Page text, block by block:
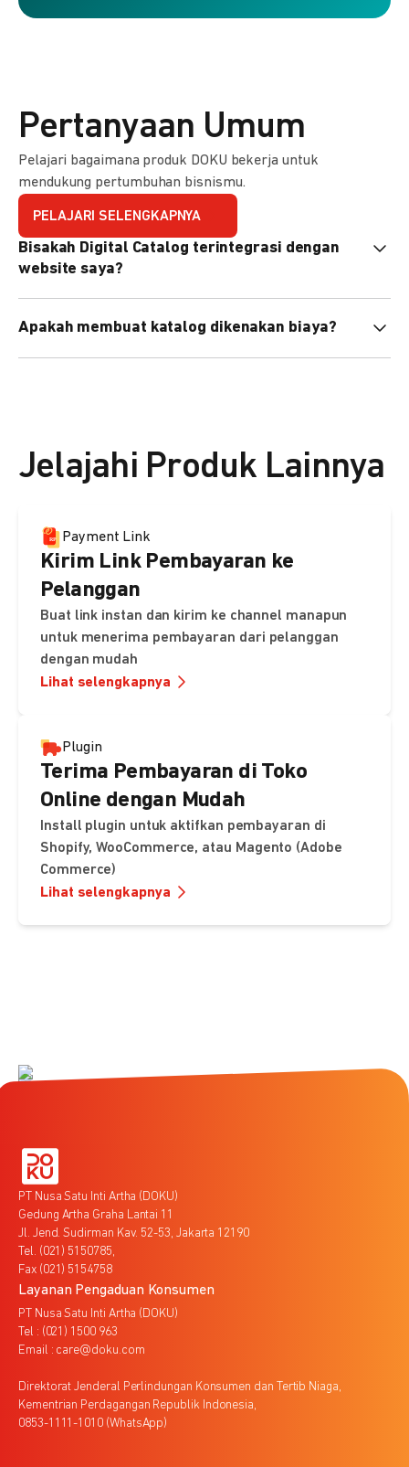
Pertanyaan Umum
Pelajari bagaimana produk DOKU bekerja untuk
mendukung pertumbuhan bisnismu.
PELAJARI SELENGKAPNYA
Bisakah Digital Catalog terintegrasi dengan
website saya?
atau menyematkan QR code di website Anda.
Apakah membuat katalog dikenakan biaya?
Jelajahi Produk Lainnya
Payment Link
Kirim Link Pembayaran ke
Pelanggan
Buat link instan dan kirim ke channel manapun
untuk menerima pembayaran dari pelanggan
dengan mudah
Lihat selengkapnya
Plugin
Terima Pembayaran di Toko
Online dengan Mudah
Install plugin untuk aktifkan pembayaran di
Shopify, WooCommerce, atau Magento (Adobe
Commerce)
Lihat selengkapnya
PT Nusa Satu Inti Artha (DOKU)
Gedung Artha Graha Lantai 11
Jl. Jend. Sudirman Kav. 52-53, Jakarta 12190
Tel. (021) 5150785,
Fax (021) 5154758
Layanan Pengaduan Konsumen
PT Nusa Satu Inti Artha (DOKU)
Tel : (021) 1500 963
Email : care@doku.com
Direktorat Jenderal Perlindungan Konsumen dan Tertib Niaga,
Kementrian Perdagangan Republik Indonesia,
0853-1111-1010 (WhatsApp)